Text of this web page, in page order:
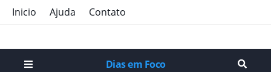
Inicio Ajuda Contato
Dias em Foco